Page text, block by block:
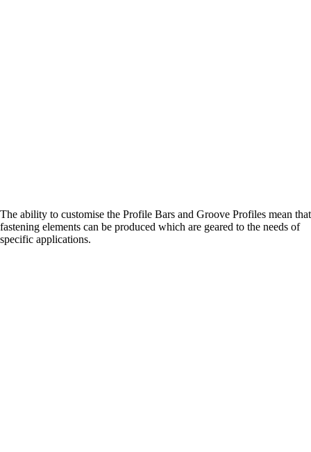
The ability to customise the Profile Bars and Groove Profiles mean that
fastening elements can be produced which are geared to the needs of
specific applications.